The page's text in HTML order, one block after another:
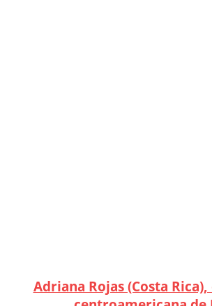
Adriana Rojas (Costa